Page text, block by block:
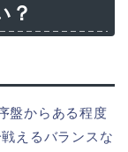
？
盤からある程度
えるバランスな